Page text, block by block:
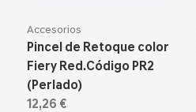
Accesorios
Pincel de Retoque color
Fiery Red.Código PR2
(Perlado)
12,26 €